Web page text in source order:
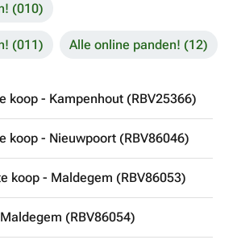
(010)
(011) Alle online panden! (12)
koop - Kampenhout (RBV25366)
koop - Nieuwpoort (RBV86046)
koop - Maldegem (RBV86053)
(RBV86054)